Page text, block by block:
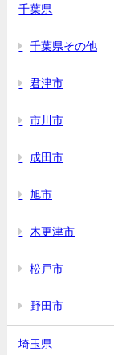
千葉県
千葉県その他
君津市
市川市
成田市
旭市
木更津市
松戸市
野田市
埼玉県